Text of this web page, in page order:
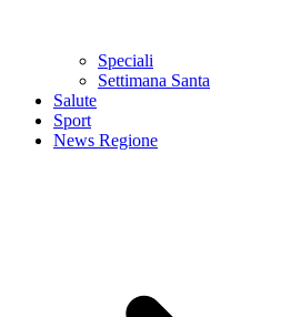
Speciali
Settimana Santa
Salute
Sport
News Regione